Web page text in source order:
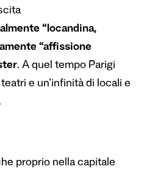
“locandina,
“affissione
. A quel tempo Parigi
e un’infinità di locali e
proprio nella capitale